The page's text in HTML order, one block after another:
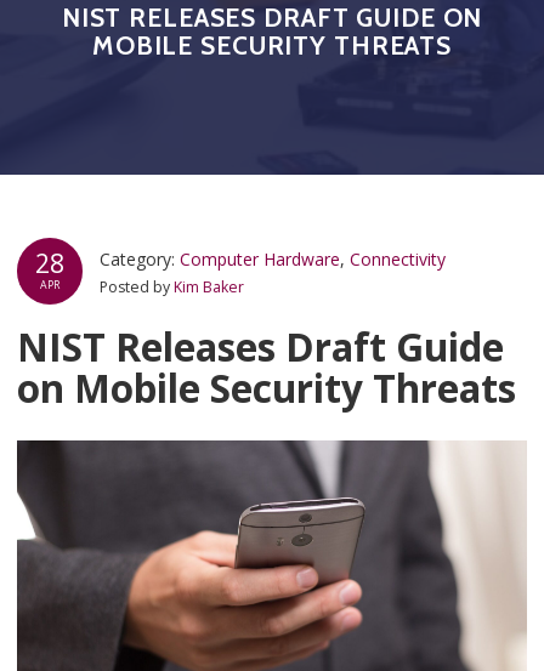
NIST RELEASES DRAFT GUIDE ON
MOBILE SECURITY THREATS
28
APR
Category:Computer Hardware,Connectivity
Posted byKim Baker
NIST Releases Draft Guide
on Mobile Security Threats